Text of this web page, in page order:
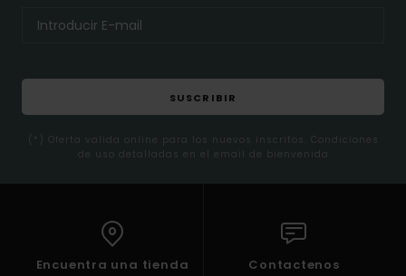
SUSCRIBIR
(*) Oferta valida online para los nuevos inscritos. Condiciones
de uso detalladas en el email de bienvenida
Encuentra una tienda Contactenos